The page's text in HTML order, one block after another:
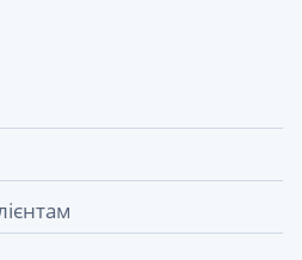
з пудр р65
19.30 грн.
б/пудр р6,5
19.50 грн.